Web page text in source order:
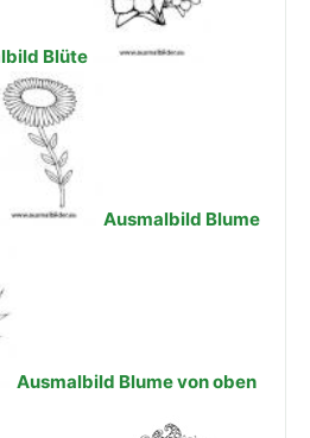
Blüte
Ausmalbild Blume
Ausmalbild Blume von oben